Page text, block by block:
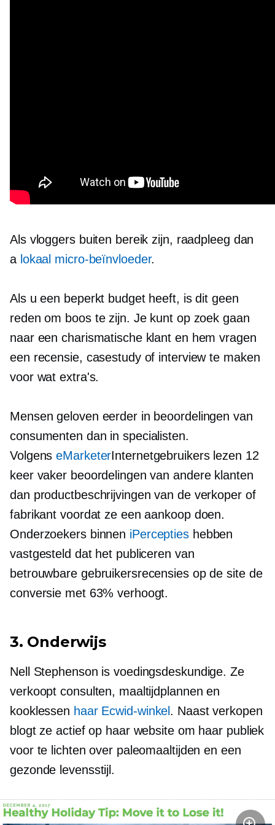
Als vloggers buiten bereik zijn, raadpleeg dan
a lokaal micro-beïnvloeder.
Als u een beperkt budget heeft, is dit geen
reden om boos te zijn. Je kunt op zoek gaan
naar een charismatische klant en hem vragen
een recensie, casestudy of interview te maken
voor wat extra's.
Mensen geloven eerder in beoordelingen van
consumenten dan in specialisten.
VolgenseMarketerInternetgebruikers lezen 12
keer vaker beoordelingen van andere klanten
dan productbeschrijvingen van de verkoper of
fabrikant voordat ze een aankoop doen.
Onderzoekers binnen iPerceptieshebben
vastgesteld dat het publiceren van
betrouwbare gebruikersrecensies op de site de
conversie met 63% verhoogt.
3. Onderwijs
Nell Stephenson is voedingsdeskundige. Ze
verkoopt consulten, maaltijdplannen en
kooklessen haar Ecwid-winkel. Naast verkopen
blogt ze actief op haar website om haar publiek
voor te lichten over paleomaaltijden en een
gezonde levensstijl.